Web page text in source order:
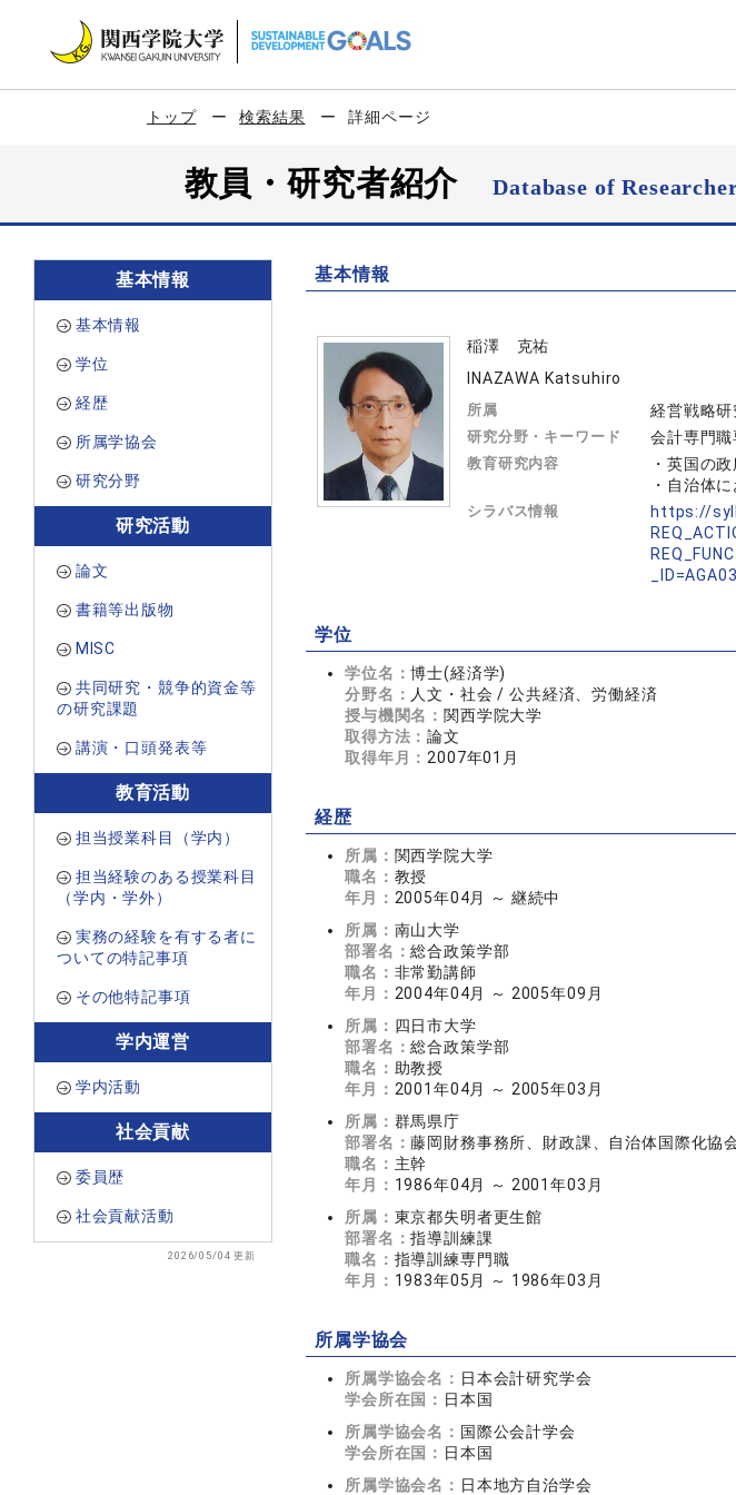
トップ 検索結果 詳細ページ
教員・研究者紹介Database of
基本情報
基本情報
学位
経歴
所属学協会
研究分野
研究活動
論文
書籍等出版物
MISC
共同研究・競争的資金等
の研究課題
講演・口頭発表等
教育活動
担当授業科目（学内）
担当経験のある授業科目
（学内・学外）
実務の経験を有する者に
ついての特記事項
その他特記事項
学内運営
学内活動
社会貢献
委員歴
社会貢献活動
2026/05/04 更新
基本情報
稲澤 克祐
INAZAWA Katsuhiro
所属 経営戦略
研究分野・キーワード 会計専門
教育研究内容
・英国の
・自治体
シラバス情報
https://
学位
学位名：博士(経済学)
分野名： 人文・社会 / 公共経済、労働経済
授与機関名： 関西学院大学
取得方法：論文
取得年月： 2007年01月
経歴
所属： 関西学院大学
職名： 教授
年月： 2005年04月 ～ 継続中
所属： 南山大学
部署名：総合政策学部
職名： 非常勤講師
年月： 2004年04月 ～ 2005年09月
所属： 四日市大学
部署名：総合政策学部
職名： 助教授
年月： 2001年04月 ～ 2005年03月
所属： 群馬県庁
部署名：藤岡財務事務所、財政課、自治体国際化協
職名： 主幹
年月： 1986年04月 ～ 2001年03月
所属： 東京都失明者更生館
部署名：指導訓練課
職名： 指導訓練専門職
年月： 1983年05月 ～ 1986年03月
所属学協会
所属学協会名： 日本会計研究学会
学会所在国： 日本国
所属学協会名： 国際公会計学会
学会所在国： 日本国
所属学協会名： 日本地方自治学会